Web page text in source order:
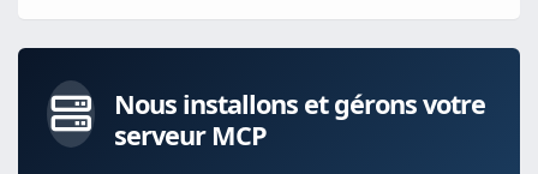
Nous installons et gérons votre
serveur MCP